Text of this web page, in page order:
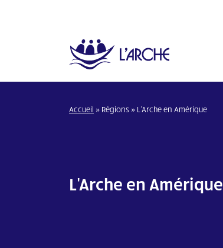
Accueil » Régions » L'Arche en Amérique
L'Arche en Amérique